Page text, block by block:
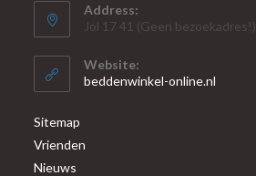
Address:
Jol 17 41 (Geen bezoekadres!)
Website:
beddenwinkel-online.nl
Sitemap
Vrienden
Nieuws